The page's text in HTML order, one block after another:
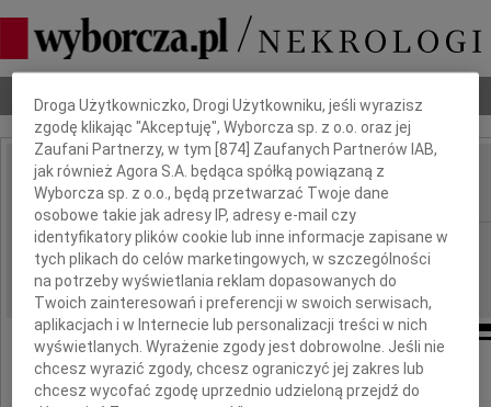
Nekrologi Odeszli Poradnik pogrzebowy
IMIĘ I NAZWISKO: Michał Hilchen
REGION: Warszawa
DATA EMISJI: 18.06.2009
Dbamy o Twoją prywatność
Droga Użytkowniczko, Drogi Użytkowniku, jeśli wyrazisz
zgodę klikając "Akceptuję", Wyborcza sp. z o.o. oraz jej
Zaufani Partnerzy, w tym [874 ] Zaufanych Partnerów IAB,
jak również Agora S.A. będąca spółką powiązaną z
Wyborcza sp. z o.o., będą przetwarzać Twoje dane
osobowe takie jak adresy IP, adresy e-mail czy
identyfikatory plików cookie lub inne informacje zapisane w
tych plikach do celów marketingowych, w szczególności
na potrzeby wyświetlania reklam dopasowanych do
Twoich zainteresowań i preferencji w swoich serwisach,
aplikacjach i w Internecie lub personalizacji treści w nich
wyświetlanych. Wyrażenie zgody jest dobrowolne. Jeśli nie
chcesz wyrazić zgody, chcesz ograniczyć jej zakres lub
chcesz wycofać zgodę uprzednio udzieloną przejdź do